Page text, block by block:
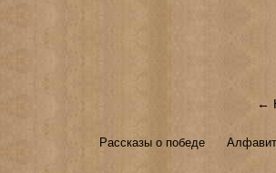
←
Рассказы о победе